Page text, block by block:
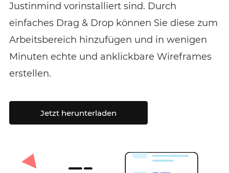
Justinmind vorinstalliert sind. Durch
einfaches Drag & Drop können Sie diese zum
Arbeitsbereich hinzufügen und in wenigen
Minuten echte und anklickbare Wireframes
erstellen.
Jetzt herunterladen